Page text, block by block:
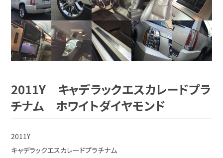
2011Y キャデラックエスカレードプラ
チナム ホワイトダイヤモンド
2011Y
キャデラックエスカレードプラチナム